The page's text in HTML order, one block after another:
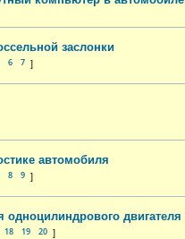
заслонки
6 7
автомобиля
8 9
одноцилиндрового двигателя
18 19 20